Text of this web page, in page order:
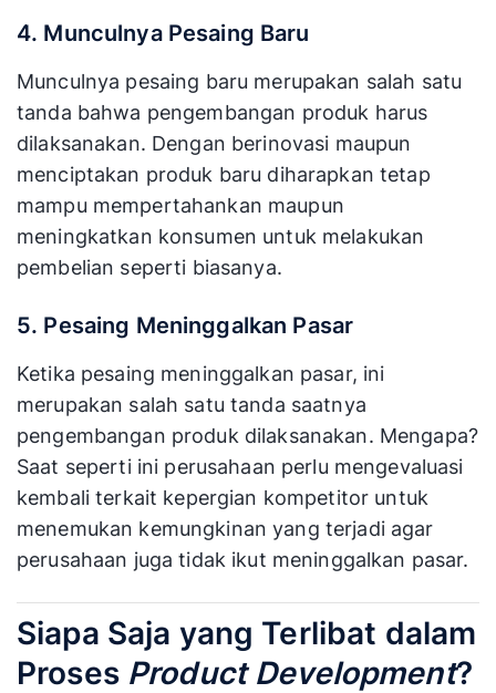
4. Munculnya Pesaing Baru
Munculnya pesaing baru merupakan salah satu
tanda bahwa pengembangan produk harus
dilaksanakan. Dengan berinovasi maupun
menciptakan produk baru diharapkan tetap
mampu mempertahankan maupun
meningkatkan konsumen untuk melakukan
pembelian seperti biasanya.
5. Pesaing Meninggalkan Pasar
Ketika pesaing meninggalkan pasar, ini
merupakan salah satu tanda saatnya
pengembangan produk dilaksanakan. Mengapa?
Saat seperti ini perusahaan perlu mengevaluasi
kembali terkait kepergian kompetitor untuk
menemukan kemungkinan yang terjadi agar
perusahaan juga tidak ikut meninggalkan pasar.
Siapa Saja yang Terlibat dalam
Proses Product Development?